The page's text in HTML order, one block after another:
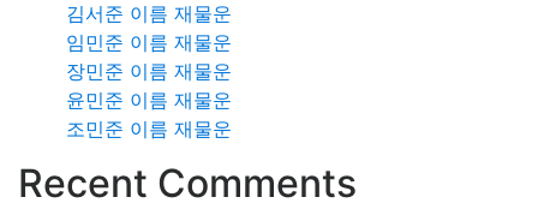
김서준 이름 재물운
임민준 이름 재물운
장민준 이름 재물운
윤민준 이름 재물운
조민준 이름 재물운
Recent Comments